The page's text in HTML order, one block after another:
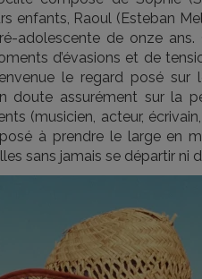
enfants, Raoul (Esteban
adolescente de onze
d’évasions et de
le regard posé
doute assurément sur la
(musicien, acteur,
à prendre le large en
sans jamais se départir ni